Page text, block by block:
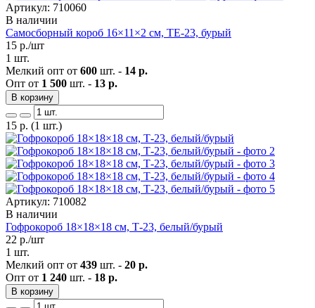
Артикул: 710060
В наличии
Самосборный короб 16×11×2 см, ТЕ-23, бурый
15 р./шт
1 шт.
Мелкий опт от 600 шт. - 14 р.
Опт от 1 500 шт. - 13 р.
В корзину
15 р. (1 шт.)
Артикул: 710082
В наличии
Гофрокороб 18×18×18 см, Т-23, белый/бурый
22 р./шт
1 шт.
Мелкий опт от 439 шт. - 20 р.
Опт от 1 240 шт. - 18 р.
В корзину